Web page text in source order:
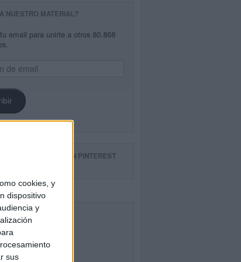
cookies, y
dispositivo
y
sus
NUESTRO MATERIAL?
email para unirte a otros 80.868
TABLEROS EN PINTEREST